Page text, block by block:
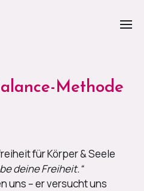
Methode
für Körper & Seele
deine Freiheit.“
uns – er versucht uns